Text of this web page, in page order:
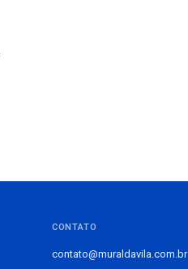
CONTATO
contato@muraldavila.com.br